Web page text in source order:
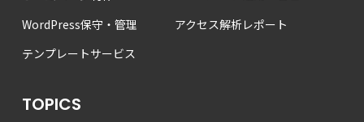
WordPress保守・管理
アクセス解析レポート
テンプレートサービス
TOPICS